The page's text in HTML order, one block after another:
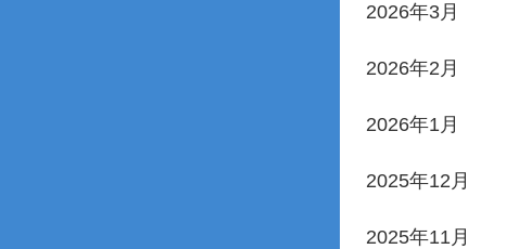
2026年3月
2026年2月
2026年1月
2025年12月
2025年11月